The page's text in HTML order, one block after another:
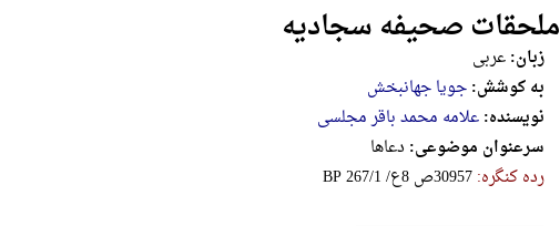
ملحقات صحیفه سجادیه
زبان:عربی
به کوشش:جویا جهانبخش
نویسنده:علامه محمد باقر مجلسی
سرعنوان موضوعی: دعاها
رده کنگره:‎B‎P‎ ‎2‎6‎7‎/‎1‎ ‎/‎ع‎8‎ ‎ص‎3‎0‎9‎5‎7‎